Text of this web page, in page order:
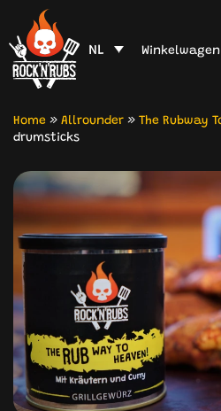
NL Winkelwagen
Home » Allrounder » The Rubway
drumsticks